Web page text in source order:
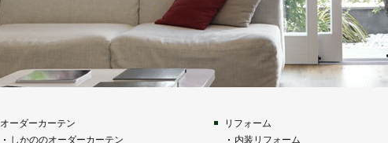
オーダーカーテン
しかののオーダーカーテン
リフォーム
内装リフォーム